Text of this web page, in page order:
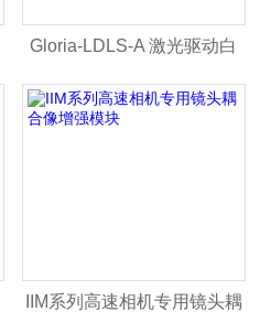
Gloria-LDLS-A 激光驱动白
光光源
IIM系列高速相机专用镜头耦